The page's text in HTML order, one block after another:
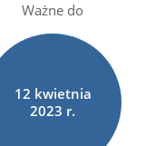
Ważne do
12 kwietnia
2023 r.